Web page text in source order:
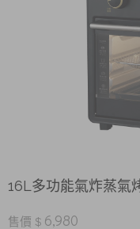
16L多功能氣炸蒸氣
售價 $ 6,980